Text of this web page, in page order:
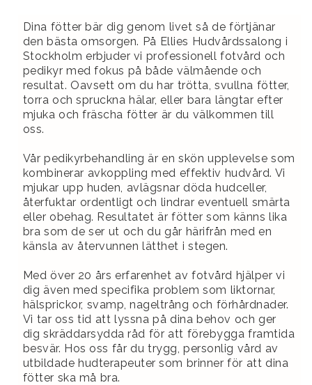
Dina fötter bär dig genom livet så de förtjänar
den bästa omsorgen. På Ellies Hudvårdssalong i
Stockholm erbjuder vi professionell fotvård och
pedikyr med fokus på både välmående och
resultat. Oavsett om du har trötta, svullna fötter,
torra och spruckna hälar, eller bara längtar efter
mjuka och fräscha fötter är du välkommen till
oss.
Vår pedikyrbehandling är en skön upplevelse som
kombinerar avkoppling med effektiv hudvård. Vi
mjukar upp huden, avlägsnar döda hudceller,
återfuktar ordentligt och lindrar eventuell smärta
eller obehag. Resultatet är fötter som känns lika
bra som de ser ut och du går härifrån med en
känsla av återvunnen lätthet i stegen.
Med över 20 års erfarenhet av fotvård hjälper vi
dig även med specifika problem som liktornar,
hälsprickor, svamp, nageltrång och förhårdnader.
Vi tar oss tid att lyssna på dina behov och ger
dig skräddarsydda råd för att förebygga framtida
besvär. Hos oss får du trygg, personlig vård av
utbildade hudterapeuter som brinner för att dina
fötter ska må bra.